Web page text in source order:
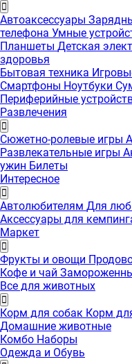
Автоаксессуары
телефона Умные
Планшеты Детская
здоровья
Бытовая техника
Смартфоны Ноутбуки
Периферийные
Развлечения
Сюжетно-ролевые игры
Развлекательные игры
ужин Билеты
Интересноe
Автолюбителям Для
Аксессуары для
Маркет
Фрукты и овощи
Кофе и чай
Все для животных
Корм для собак Корм
Домашние животные
Комбо Наборы
Одежда и Обувь